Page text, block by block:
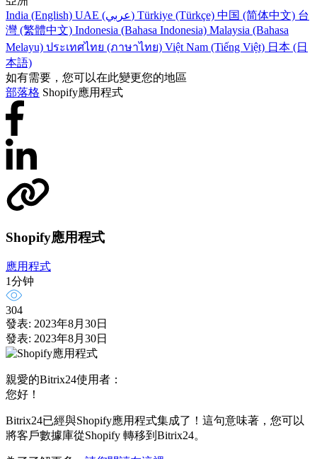
India (English)
UAE (عربي) Türkiye (Türkçe) 中国 (简体中文) 台
灣 (繁體中文) Indonesia (Bahasa Indonesia) Malaysia (Bahasa
Melayu) ประเทศไทย (ภาษาไทย) Việt Nam (Tiếng Việt) 日本 (日
本語)
如有需要，您可以在此變更您的地區
部落格 Shopify應用程式
Shopify應用程式
應用程式
1分钟
304
發表: 2023年8月30日
發表: 2023年8月30日
親愛的Bitrix24使用者：
您好！
Bitrix24已經與Shopify應用程式集成了！這句意味著，您可以
將客戶數據庫從Shopify 轉移到Bitrix24。